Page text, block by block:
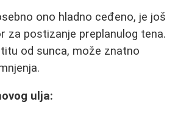
ono hladno ceđeno, je još
za postizanje preplanulog tena.
od sunca, može znatno
ulja: